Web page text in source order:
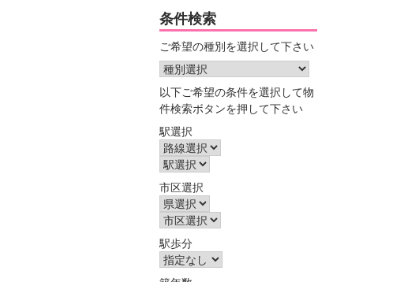
条件検索
ご希望の種別を選択して下さい
以下ご希望の条件を選択して物
件検索ボタンを押して下さい
駅選択
市区選択
駅歩分